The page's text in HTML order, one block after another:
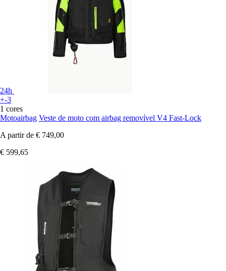
24h
+-3
1 cores
Motoairbag Veste de moto com airbag removível V4 Fast-Lock
A partir de € 749,00
€ 599,65